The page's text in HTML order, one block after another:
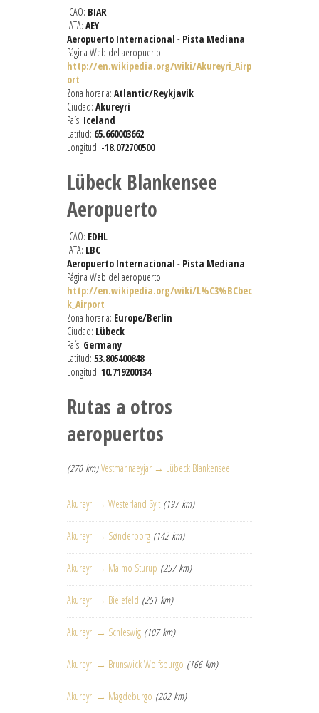
ICAO: BIAR
IATA: AEY
Aeropuerto Internacional - Pista Mediana
Página Web del aeropuerto:
http://en.wikipedia.org/wiki/Akureyri_Airp
ort
Zona horaria: Atlantic/Reykjavik
Ciudad: Akureyri
País: Iceland
Latitud: 65.660003662
Longitud: -18.072700500
Lübeck Blankensee
Aeropuerto
ICAO: EDHL
IATA: LBC
Aeropuerto Internacional - Pista Mediana
Página Web del aeropuerto:
http://en.wikipedia.org/wiki/L%C3%BCbec
k_Airport
Zona horaria: Europe/Berlin
Ciudad: Lübeck
País: Germany
Latitud: 53.805400848
Longitud: 10.719200134
Rutas a otros
aeropuertos
(270 km) Vestmannaeyjar → Lübeck Blankensee
Akureyri → Westerland Sylt (197 km)
Akureyri → Sønderborg (142 km)
Akureyri → Malmo Sturup (257 km)
Akureyri → Bielefeld (251 km)
Akureyri → Schleswig (107 km)
Akureyri → Brunswick Wolfsburgo (166 km)
Akureyri → Magdeburgo (202 km)